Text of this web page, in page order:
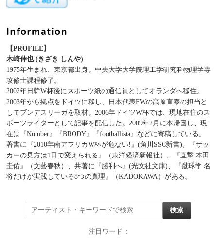
【PROFILE】
木崎伸也 (きざき しんや)
1975年生まれ、東京都出身。中央大学大学院理工学研究科物理学専
攻修士課程修了。
2002年日韓W杯後にスポーツ紙の通信員としてオランダへ移住。
2003年から拠点をドイツに移し、日本代表FWの高原直泰の担当と
してブンデスリーガを取材。2006年ドイツW杯では、現地在住のス
ポーツライターとして記事を配信した。2009年2月に本帰国し、現
在は『Number』『BRODY』『footballista』などに寄稿している。
著書に『2010年南アフリカW杯が危ない!』(角川SSC新書)、『サッ
カーの見方は1日で変えられる』（東洋経済新報社）、『直撃 本田
圭佑』（文藝春秋）、共著に『勝利へ』(光文社文庫)、『蹴球学 名
将だけが実践している8つの真理』（KADOKAWA）がある。
注目ワード：